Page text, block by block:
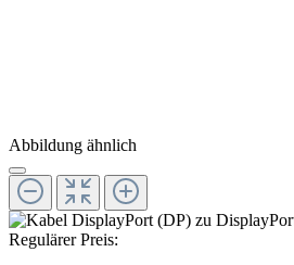
Abbildung ähnlich
Regulärer Preis: